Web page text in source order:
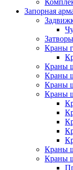
Запорная
Краны
Краны
Краны
Краны
Краны
Краны
Краны